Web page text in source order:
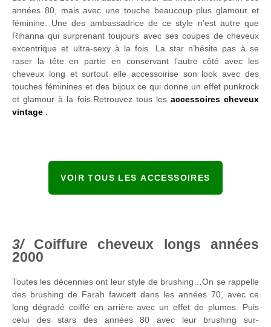
années 80, mais avec une touche beaucoup plus glamour et
féminine. Une des ambassadrice de ce style n’est autre que
Rihanna qui surprenant toujours avec ses coupes de cheveux
excentrique et ultra-sexy à la fois. La star n’hésite pas à se
raser la tête en partie en conservant l’autre côté avec les
cheveux long et surtout elle accessoirise son look avec des
touches féminines et des bijoux ce qui donne un effet punkrock
et glamour à la fois.Retrouvez tous les accessoires cheveux
vintage .
VOIR TOUS LES ACCESSOIRES
Coiffure cheveux longs années
2000
Toutes les décennies ont leur style de brushing…On se rappelle
des brushing de Farah fawcett dans les années 70, avec ce
long dégradé coiffé en arrière avec un effet de plumes. Puis
celui des stars des années 80 avec leur brushing sur-